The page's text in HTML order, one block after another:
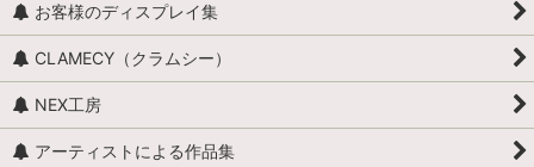
お客様のディスプレイ集
CLAMECY（クラムシー）
NEX工房
アーティストによる作品集